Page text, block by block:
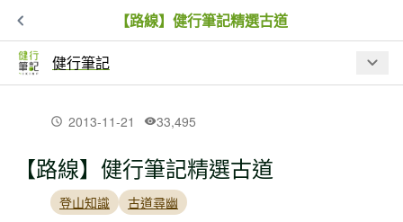
【路線】健行筆記精選古道
健行筆記
最新文章
【入園資訊】因應巴威颱風來襲，林業
保育署預警性休園、暫停開放資訊
2013-11-21 33,495
【路線】健行筆記精選古道
登山知識 古道尋幽